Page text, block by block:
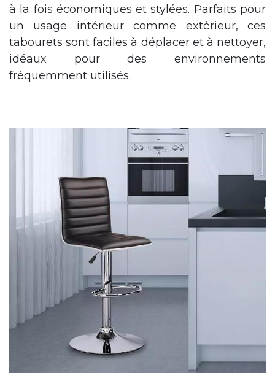
à la fois économiques et stylées. Parfaits pour
un usage intérieur comme extérieur, ces
tabourets sont faciles à déplacer et à nettoyer,
idéaux pour des environnements
fréquemment utilisés.